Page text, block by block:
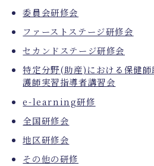
委員会研修会
ファーストステージ研修会
セカンドステージ研修会
特定分野(助産)における保健師
護師実習指導者講習会
e-learning研修
全国研修会
地区研修会
その他の研修